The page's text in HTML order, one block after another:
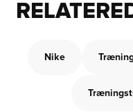
Nike